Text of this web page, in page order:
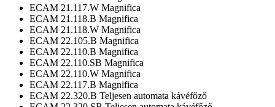
ECAM 21.117.W Magnifica
ECAM 21.118.B Magnifica
ECAM 21.118.W Magnifica
ECAM 22.105.B Magnifica
ECAM 22.110.B Magnifica
ECAM 22.110.SB Magnifica
ECAM 22.110.W Magnifica
ECAM 22.117.B Magnifica
ECAM 22.320.B Teljesen automata kávéfőző